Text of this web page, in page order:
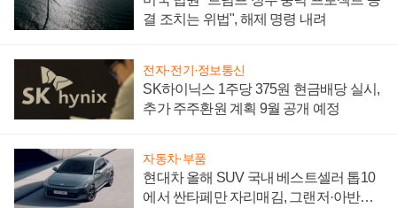
결 조치는 위법", 해제 명령 내려
전자·전기·정보통신
SK하이닉스 1주당 375원 현금배당 실시,
추가 주주환원 계획 9월 공개 예정
자동차·부품
현대차 올해 SUV 국내 베스트셀러 톱10
에서 싼타페만 자리매김, 그랜저·아반떼